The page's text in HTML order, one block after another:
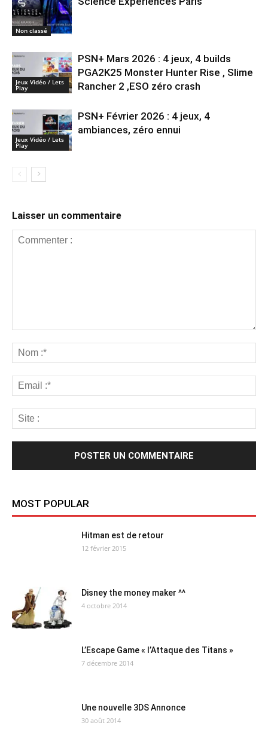
Non classé
Jeux Vidéo / Lets
Play
PSN+ Mars 2026 : 4 jeux, 4 builds
PGA2K25 Monster Hunter Rise , Slime
Rancher 2 ,ESO zéro crash
Jeux Vidéo / Lets
Play
PSN+ Février 2026 : 4 jeux, 4
ambiances, zéro ennui
Laisser un commentaire
MOST POPULAR
Hitman est de retour
12 février 2015
Disney the money maker ^^
4 octobre 2014
L’Escape Game « l’Attaque des Titans »
7 décembre 2014
Une nouvelle 3DS Annonce
30 août 2014